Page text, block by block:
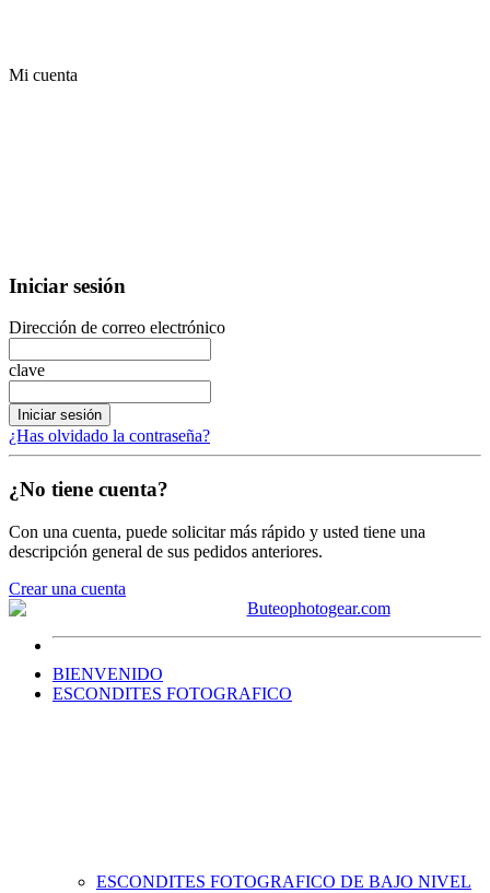
Mi cuenta
Iniciar sesión
Dirección de correo electrónico
clave
Iniciar sesión
¿Has olvidado la contraseña?
¿No tiene cuenta?
Con una cuenta, puede solicitar más rápido y usted tiene una
descripción general de sus pedidos anteriores.
Crear una cuenta
BIENVENIDO
ESCONDITES FOTOGRAFICO
ESCONDITES FOTOGRAFICO DE BAJO NIVEL